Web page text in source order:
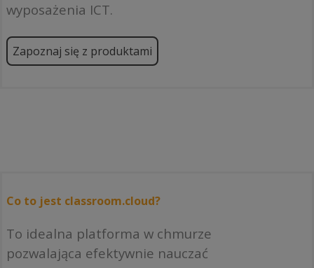
wyposażenia ICT.
Zapoznaj się z produktami
Co to jest classroom.cloud?
To idealna platforma w chmurze
pozwalająca efektywnie nauczać